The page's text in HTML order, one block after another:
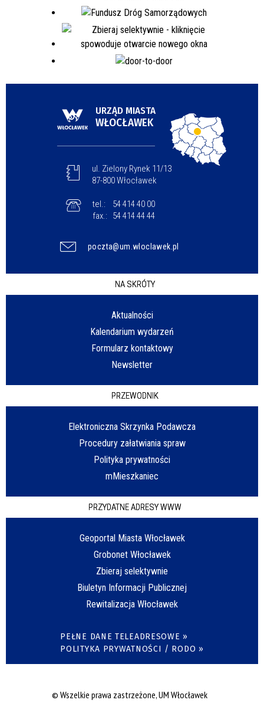
URZĄD MIASTA
WŁOCŁAWEK
ul. Zielony Rynek 11/13
87-800 Włocławek
tel.:
54 414 40 00
fax.:
54 414 44 44
poczta@um.wloclawek.pl
NA SKRÓTY
Aktualności
Kalendarium wydarzeń
Formularz kontaktowy
Newsletter
PRZEWODNIK
Elektroniczna Skrzynka Podawcza
Procedury załatwiania spraw
Polityka prywatności
mMieszkaniec
PRZYDATNE ADRESY WWW
Geoportal Miasta Włocławek
Grobonet Włocławek
Zbieraj selektywnie
Biuletyn Informacji Publicznej
Rewitalizacja Włocławek
PEŁNE DANE TELEADRESOWE »
POLITYKA PRYWATNOŚCI / RODO »
© Wszelkie prawa zastrzeżone, UM Włocławek